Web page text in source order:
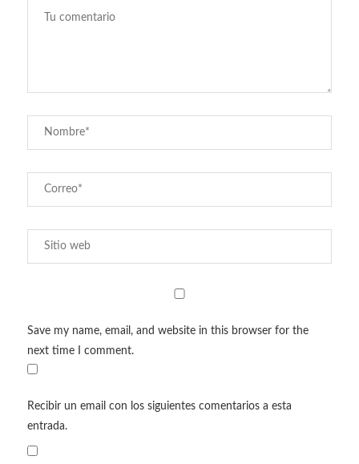
Save my name, email, and website in this browser for the
next time I comment.
Recibir un email con los siguientes comentarios a esta
entrada.